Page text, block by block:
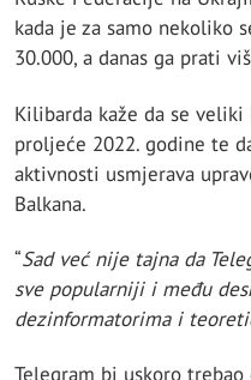
kada je za samo nekoliko
30.000, a danas ga prati
Kilibarda kaže da se
proljeće 2022. godine te
aktivnosti usmjerava
Balkana.
⁠“Sad već nije tajna da
sve popularniji i među
dezinformatorima i
Telegram bi uskoro